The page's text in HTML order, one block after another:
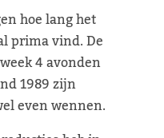
hoe lang het
prima vind. De
4 avonden
1989 zijn
even wennen.